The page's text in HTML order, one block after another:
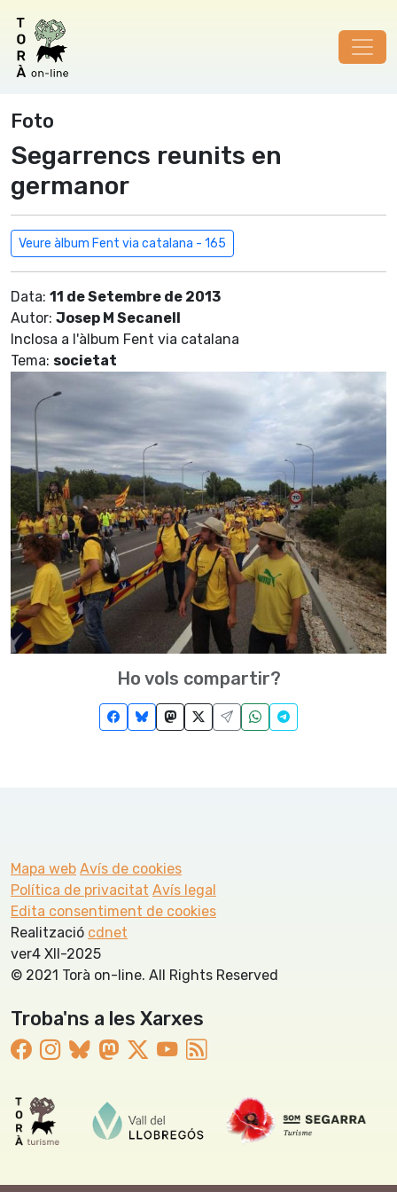
Foto
Segarrencs reunits en
germanor
Veure àlbum Fent via catalana - 165
Data: 11 de Setembre de 2013
Autor: Josep M Secanell
Inclosa a l'àlbum Fent via catalana
Tema: societat
Ho vols compartir?
Mapa web Avís de cookies
Política de privacitat Avís legal
Edita consentiment de cookies
Realització cdnet
ver4 XII-2025
© 2021 Torà on-line. All Rights Reserved
Troba'ns a les Xarxes